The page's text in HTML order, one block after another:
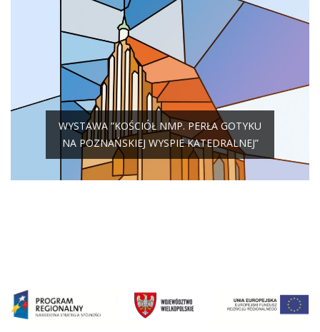
WYSTAWA ”KOŚCIÓŁ NMP. PERŁA GOTYKU
NA POZNAŃSKIEJ WYSPIE KATEDRALNEJ”